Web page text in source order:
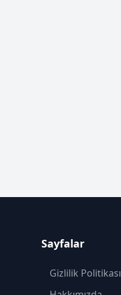
Sayfalar
Gizlilik Politikası